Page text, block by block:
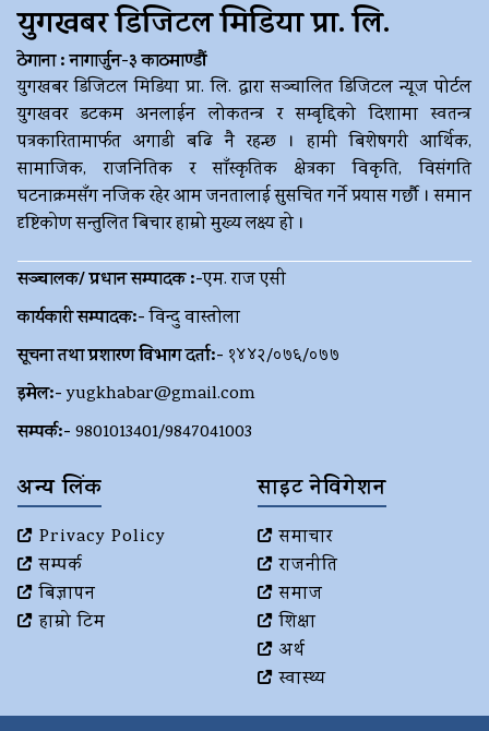
युगखबर डिजिटल मिडिया प्रा. लि.
ठेगाना : नागार्जुन-३ काठमाण्डौं
युगखबर डिजिटल मिडिया प्रा. लि. द्धारा सञ्चालित डिजिटल न्यूज पोर्टल
युगखवर डटकम अनलाईन लोकतन्त्र र सम्बृद्दिको दिशामा स्वतन्त्र
पत्रकारितामार्फत अगाडी बढि नै रहन्छ । हामी बिशेषगरी आर्थिक,
सामाजिक, राजनितिक र साँस्कृतिक क्षेत्रका विकृति, विसंगति
घटनाक्रमसँग नजिक रहेर आम जनतालाई सुसचित गर्ने प्रयास गर्छौ । समान
दृष्टिकोण सन्तुलित बिचार हाम्रो मुख्य लक्ष्य हो ।
सञ्चालक/ प्रधान सम्पादक :-एम. राज एसी
कार्यकारी सम्पादक:-विन्दु वास्तोला
सूचना तथा प्रशारण विभाग दर्ता:- १४४२/०७६/०७७
इमेल:- yugkhabar@gmail.com
सम्पर्क:- 9801013401/9847041003
अन्य लिंक
Privacy Policy
सम्पर्क
बिज्ञापन
हाम्रो टिम
साइट नेविगेशन
समाचार
राजनीति
समाज
शिक्षा
अर्थ
स्वास्थ्य